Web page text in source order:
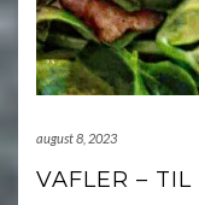
august 8, 2023
VAFLER –